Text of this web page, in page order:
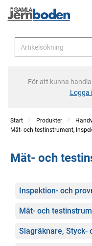
För att kunna
Logga
Start Produkter
Mät- och testinstrument,
Mät- och
Kategorier
Inspektion- och
Mät- och
Slagräknare, Styck-